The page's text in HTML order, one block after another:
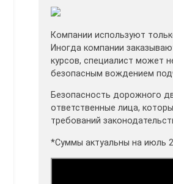
Компании используют
Иногда компании
курсов, специалист может
безопасным вождением
Безопасность дорожного
ответственные лица,
требований
*Суммы актуальны на июль